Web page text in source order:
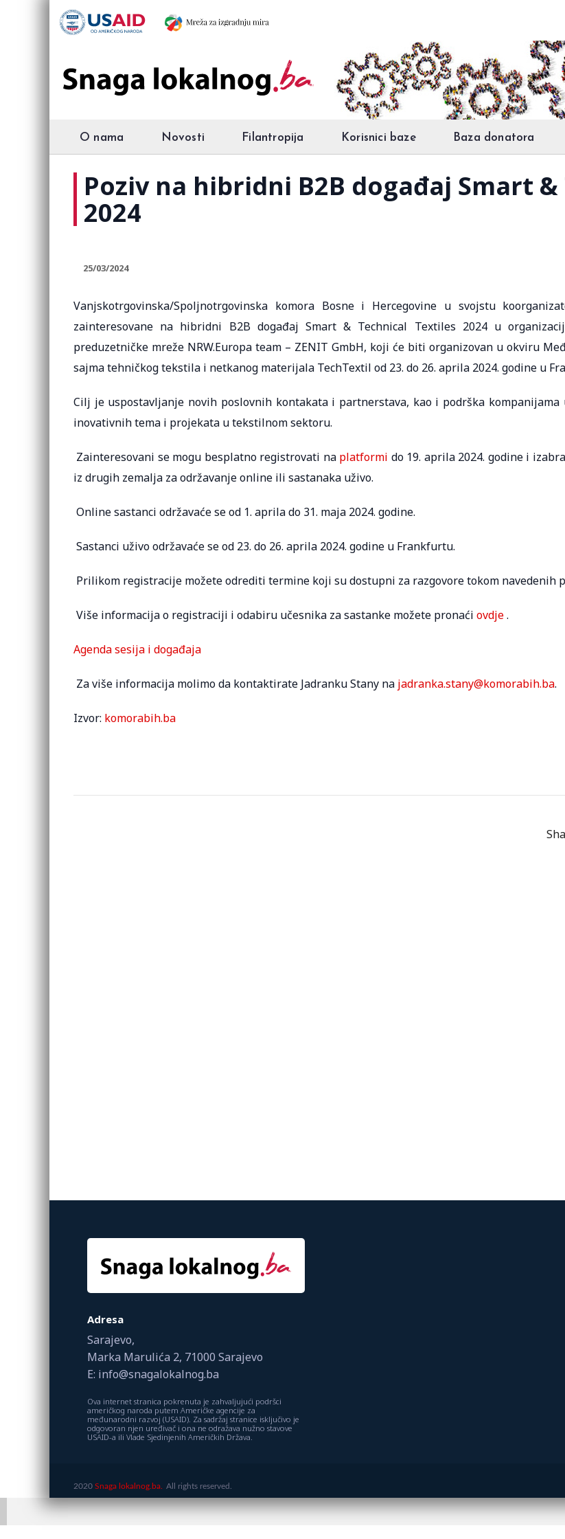
O nama Novosti Filantropija Korisnici baze Baza donatora
Poziv na hibridni B2B događaj Smart
2024
25/03/2024
Vanjskotrgovinska/Spoljnotrgovinska komora Bosne i Hercegovine u svojstu
zainteresovane na hibridni B2B događaj Smart & Technical Textiles 2024 u
preduzetničke mreže NRW.Europa team – ZENIT GmbH, koji će biti organizovan u okviru
sajma tehničkog tekstila i netkanog materijala TechTextil od 23. do 26. aprila 2024. godine u
Cilj je uspostavljanje novih poslovnih kontakata i partnerstava, kao i podrška kompanijama
inovativnih tema i projekata u tekstilnom sektoru.
Zainteresovani se mogu besplatno registrovati na platformi do 19. aprila 2024. godine i
iz drugih zemalja za održavanje online ili sastanaka uživo.
Online sastanci održavaće se od 1. aprila do 31. maja 2024. godine.
Sastanci uživo održavaće se od 23. do 26. aprila 2024. godine u Frankfurtu.
Prilikom registracije možete odrediti termine koji su dostupni za razgovore tokom navedenih
Više informacija o registraciji i odabiru učesnika za sastanke možete pronaći ovdje.
Agenda sesija i događaja
Za više informacija molimo da kontaktirate Jadranku Stany na jadranka.stany@komorabih.ba.
Izvor: komorabih.ba
Adresa
Sarajevo,
Marka Marulića 2, 71000 Sarajevo
E: info@snagalokalnog.ba
Ova internet stranica pokrenuta je zahvaljujući podršci
američkog naroda putem Američke agencije za
međunarodni razvoj (USAID). Za sadržaj stranice isključivo je
odgovoran njen uređivač i ona ne odražava nužno stavove
USAID-a ili Vlade Sjedinjenih Američkih Država.
2020 Snaga lokalnog.ba. All rights reserved.